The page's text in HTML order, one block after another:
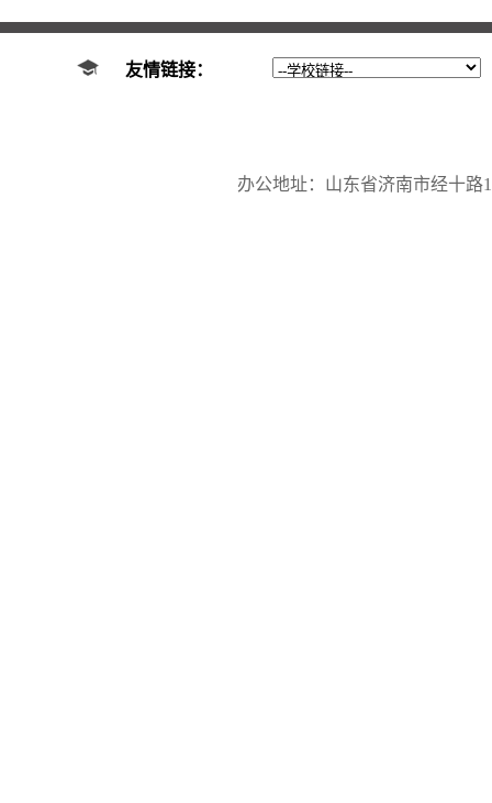
友情链接：
办公地址：山东省济南市经十路